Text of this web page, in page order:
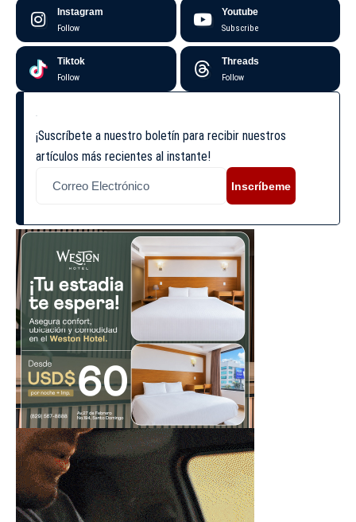
Instagram
Follow
Youtube
Subscribe
Tiktok
Follow
Threads
Follow
¡Suscríbete a nuestro boletín para recibir nuestros
artículos más recientes al instante!
Inscríbeme